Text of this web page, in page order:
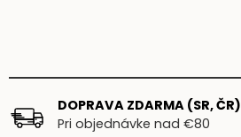
DOPRAVA ZDARMA (SR, ČR)
Pri objednávke nad €80